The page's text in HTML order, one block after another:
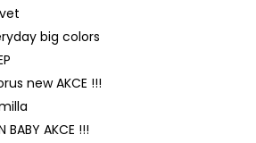
big colors
new AKCE !!!
BABY AKCE !!!